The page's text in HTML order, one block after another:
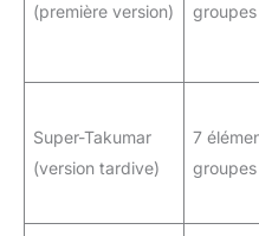
(première version)
groupes
Super-Takumar
(version tardive)
7
groupes